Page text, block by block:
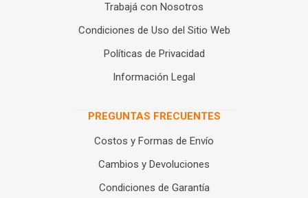
Trabajá con Nosotros
Condiciones de Uso del Sitio Web
Políticas de Privacidad
Información Legal
PREGUNTAS FRECUENTES
Costos y Formas de Envío
Cambios y Devoluciones
Condiciones de Garantía